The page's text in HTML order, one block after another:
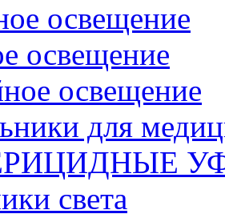
освещение
освещение
освещение
для
света